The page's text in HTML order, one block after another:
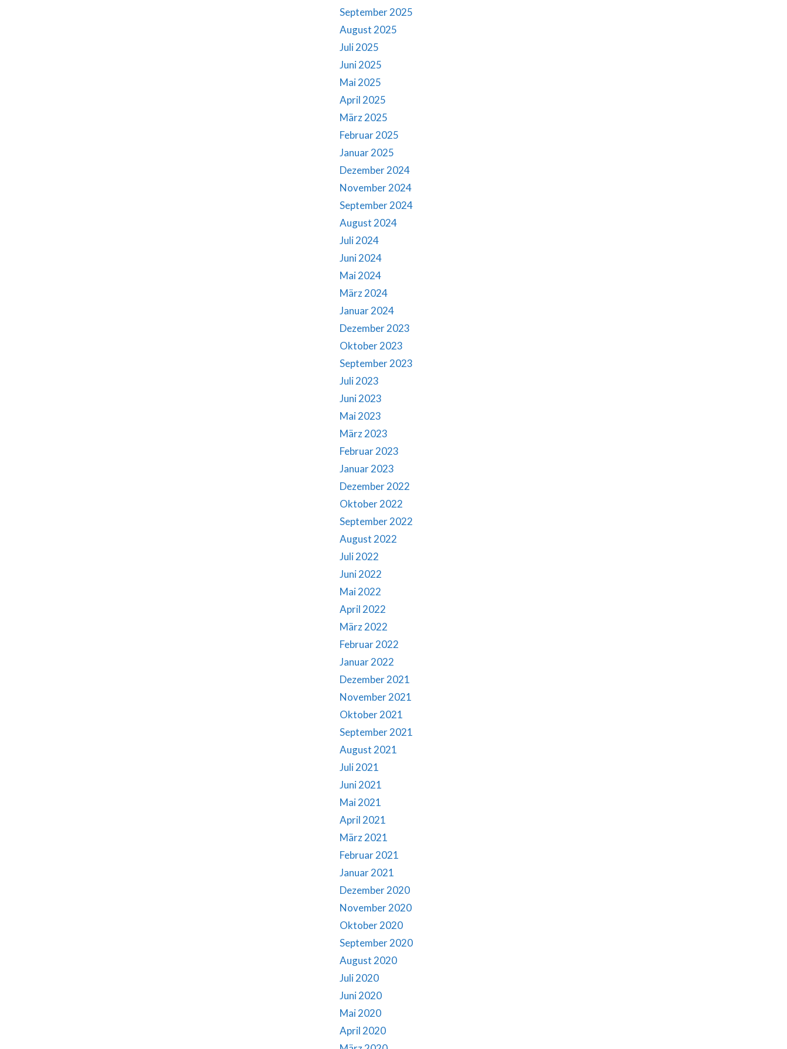
September 2025
August 2025
Juli 2025
Juni 2025
Mai 2025
April 2025
März 2025
Februar 2025
Januar 2025
Dezember 2024
November 2024
September 2024
August 2024
Juli 2024
Juni 2024
Mai 2024
März 2024
Januar 2024
Dezember 2023
Oktober 2023
September 2023
Juli 2023
Juni 2023
Mai 2023
März 2023
Februar 2023
Januar 2023
Dezember 2022
Oktober 2022
September 2022
August 2022
Juli 2022
Juni 2022
Mai 2022
April 2022
März 2022
Februar 2022
Januar 2022
Dezember 2021
November 2021
Oktober 2021
September 2021
August 2021
Juli 2021
Juni 2021
Mai 2021
April 2021
März 2021
Februar 2021
Januar 2021
Dezember 2020
November 2020
Oktober 2020
September 2020
August 2020
Juli 2020
Juni 2020
Mai 2020
April 2020